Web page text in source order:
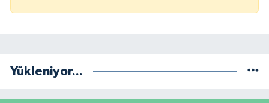
Yükleniyor...